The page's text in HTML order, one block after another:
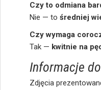
Czy to odmiana
Nie — tośredniej
Czy wymaga
Tak — kwitnie na
Informacje
Zdjęcia